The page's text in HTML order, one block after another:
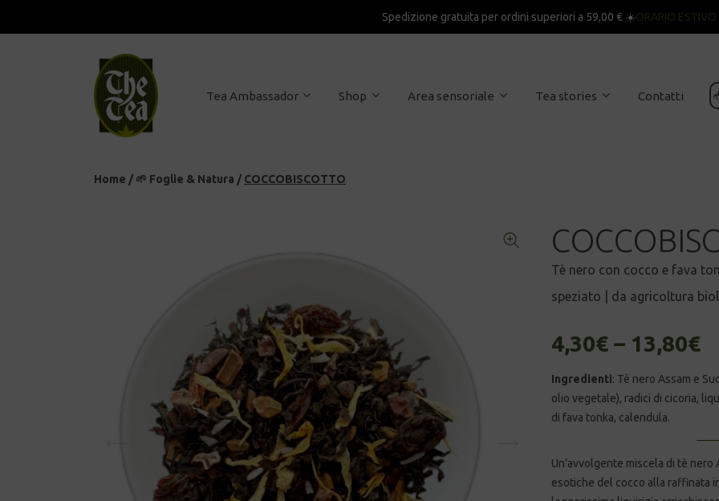
Spedizione gratuita per ordini superiori a 59,00 € ☀️ORARIO ESTIVO
Tea Ambassador Shop Area sensoriale Tea stories Contatti
Home / 🌱 Foglie & Natura / COCCOBISCOTTO
Tè nero con cocco e fava
speziato | da agricoltura
4,30€ – 13,80€
Ingredienti: Tè nero Assam e
olio vegetale), radici di cicoria,
di fava tonka, calendula.
Un’avvolgente miscela di tè
esotiche del cocco alla raffinata